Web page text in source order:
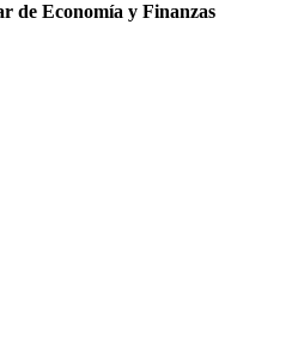
de Economía y Finanzas